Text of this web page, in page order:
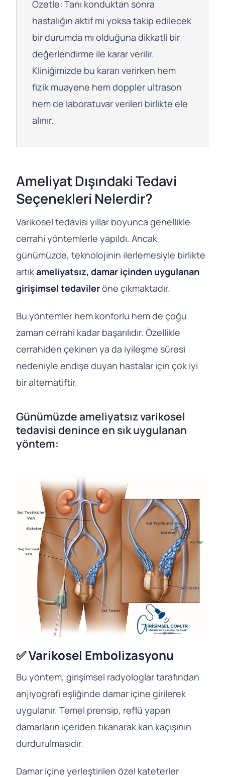
Özetle: Tanı konduktan sonra
hastalığın aktif mi yoksa takip edilecek
bir durumda mı olduğuna dikkatli bir
değerlendirme ile karar verilir.
Kliniğimizde bu kararı verirken hem
fizik muayene hem doppler ultrason
hem de laboratuvar verileri birlikte ele
alınır.
Ameliyat Dışındaki Tedavi
Seçenekleri Nelerdir?
Varikosel tedavisi yıllar boyunca genellikle
cerrahi yöntemlerle yapıldı. Ancak
günümüzde, teknolojinin ilerlemesiyle birlikte
artıkameliyatsız, damar içinden uygulanan
girişimsel tedavileröne çıkmaktadır.
Bu yöntemler hem konforlu hem de çoğu
zaman cerrahi kadar başarılıdır. Özellikle
cerrahiden çekinen ya da iyileşme süresi
nedeniyle endişe duyan hastalar için çok iyi
bir alternatiftir.
Günümüzde ameliyatsız varikosel
tedavisi denince en sık uygulanan
yöntem:
✅Varikosel Embolizasyonu
Bu yöntem, girişimsel radyologlar tarafından
anjiyografi eşliğinde damar içine girilerek
uygulanır. Temel prensip, reflü yapan
damarların içeriden tıkanarak kan kaçışının
durdurulmasıdır.
Damar içine yerleştirilen özel kateterler